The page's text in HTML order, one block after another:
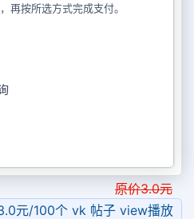
再按所选方式完成支付。
原价3.0元
元/100个 vk 帖子 view播放